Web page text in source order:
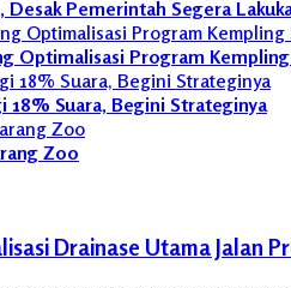
Pemerintah Segera
Optimalisasi Program
18% Suara, Begini Strateginya
Zoo
Drainase Utama Jalan